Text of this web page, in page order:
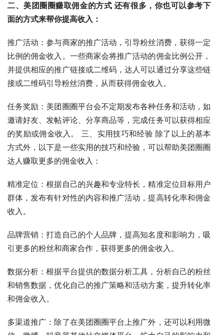
二、美团圈圈赚取佣金的方式 还有很多，你也可以参考下
面的方式来帮你提高收入：
推广活动：参与商家的推广活动，引导粉丝消费，获得一定
比例的佣金收入。一些商家会将推广活动的佣金比例公开，
并提供相应的推广链接或二维码，达人可以通过分享这些链
接或二维码引导粉丝消费，从而获得佣金收入。
任务奖励：美团圈圈平台会不定期发布各种任务和活动，如
邀请好友、发帖评论、分享商品等，完成任务可以获得相应
的奖励或佣金收入。 三、实用技巧和经验 除了以上的基本
方式外，以下是一些实用的技巧和经验，可以帮助美团圈圈
达人赚取更多的佣金收入：
精准定位：根据自己的兴趣和专业特长，精准定位目标用户
群体，发布有针对性的内容和推广活动，提高转化率和佣金
收入。
品牌营销：打造自己的个人品牌，提高知名度和影响力，吸
引更多的粉丝和商家合作，获得更多的佣金收入。
数据分析：根据平台提供的数据分析工具，分析自己的粉丝
和销售数据，优化自己的推广策略和活动方案，提升转化率
和佣金收入。
多渠道推广：除了在美团圈圈平台上推广外，还可以利用微